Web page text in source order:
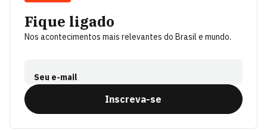
Fique ligado
Nos acontecimentos mais relevantes do Brasil e mundo.
Seu e-mail
Inscreva-se